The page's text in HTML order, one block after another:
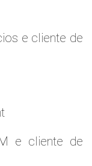
e cliente de
e cliente de